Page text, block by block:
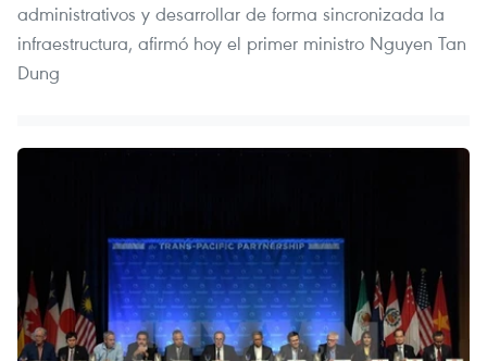
administrativos y desarrollar de forma sincronizada la
infraestructura, afirmó hoy el primer ministro Nguyen Tan
Dung